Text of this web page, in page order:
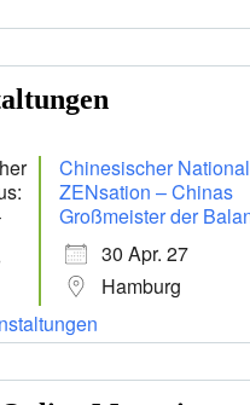
Chinesischer
ZENsation – Chinas
Großmeister der
30 Apr. 27
Hamburg